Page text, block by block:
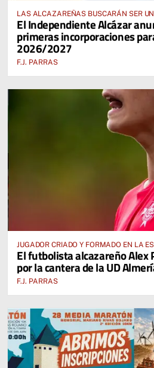
LAS ALCAZAREÑAS BUSCARÁN SER
AUTONÓMICA PREFERENTE FEMENINA
El Independiente Alcázar
primeras incorporaciones
2026/2027
F.J. PARRAS
JUGADOR CRIADO Y FORMADO EN LA
ALCÁZAR DE SAN JUAN
El futbolista alcazareño Alex
por la cantera de la UD
F.J. PARRAS